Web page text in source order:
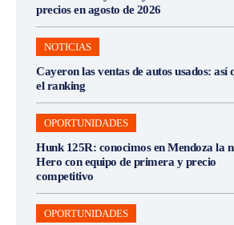
precios en agosto de 2026
NOTICIAS
Cayeron las ventas de autos usados: así
el ranking
OPORTUNIDADES
Hunk 125R: conocimos en Mendoza la
Hero con equipo de primera y precio
competitivo
OPORTUNIDADES